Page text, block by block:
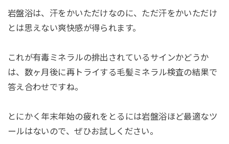
岩盤浴は、汗をかいただけなのに、ただ汗をかいただけ
とは思えない爽快感が得られます。
これが有毒ミネラルの排出されているサインかどうか
は、数ヶ月後に再トライする毛髪ミネラル検査の結果で
答え合わせですね。
とにかく年末年始の疲れをとるには岩盤浴ほど最適なツ
ールはないので、ぜひお試しください。